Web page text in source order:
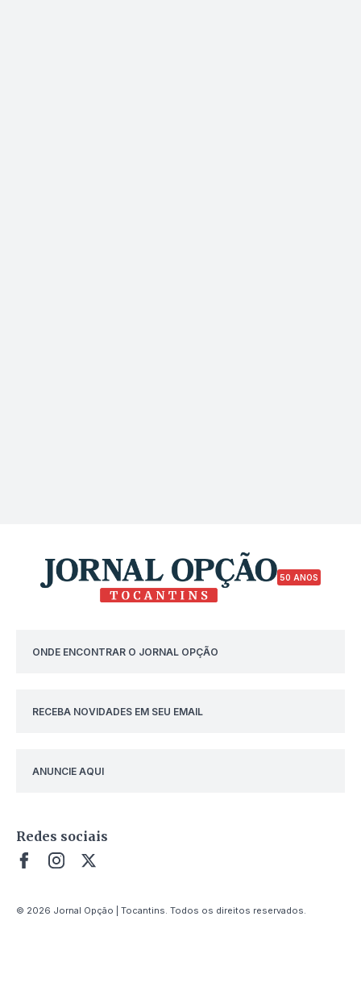
50 ANOS
ONDE ENCONTRAR O JORNAL OPÇÃO
RECEBA NOVIDADES EM SEU EMAIL
ANUNCIE AQUI
Redes sociais
© 2026 Jornal Opção | Tocantins. Todos os direitos reservados.